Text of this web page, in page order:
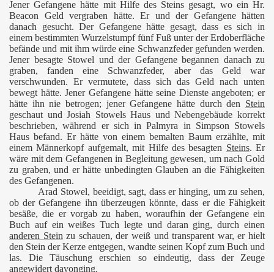
Jener Gefangene hätte mit Hilfe des Steins gesagt, wo ein Hr.
Beacon Geld vergraben hätte. Er und der Gefangene hätten
danach gesucht. Der Gefangene hätte gesagt, dass es sich in
einem bestimmten Wurzelstumpf fünf Fuß unter der Erdoberfläche
befände und mit ihm würde eine Schwanzfeder gefunden werden.
Jener besagte Stowel und der Gefangene begannen danach zu
graben, fanden eine Schwanzfeder, aber das Geld war
verschwunden. Er vermutete, dass sich das Geld nach unten
bewegt hätte. Jener Gefangene hätte seine Dienste angeboten; er
hätte ihn nie betrogen; jener Gefangene hätte durch den Stein
geschaut und Josiah Stowels Haus und Nebengebäude korrekt
beschrieben, während er sich in Palmyra in Simpson Stowels
Haus befand. Er hätte von einem bemalten Baum erzählte, mit
einem Männerkopf aufgemalt, mit Hilfe des besagten Steins. Er
wäre mit dem Gefangenen in Begleitung gewesen, um nach Gold
zu graben, und er hätte unbedingten Glauben an die Fähigkeiten
des Gefangenen.
Arad Stowel, beeidigt, sagt, dass er hinging, um zu sehen,
ob der Gefangene ihn überzeugen könnte, dass er die Fähigkeit
besäße, die er vorgab zu haben, woraufhin der Gefangene ein
Buch auf ein weißes Tuch legte und daran ging, durch einen
anderen Stein zu schauen, der weiß und transparent war, er hielt
den Stein der Kerze entgegen, wandte seinen Kopf zum Buch und
las. Die Täuschung erschien so eindeutig, dass der Zeuge
angewidert davonging.